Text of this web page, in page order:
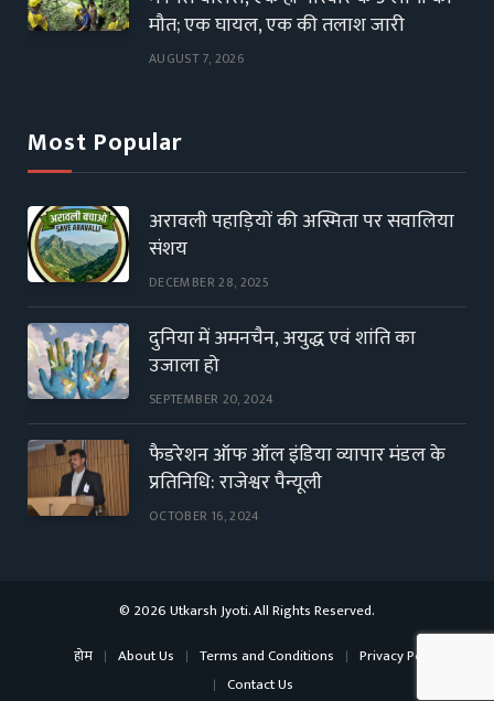
मौत; एक घायल, एक की तलाश जारी
AUGUST 7, 2026
Most Popular
अरावली पहाड़ियों की अस्मिता पर सवालिया
संशय
DECEMBER 28, 2025
दुनिया में अमनचैन, अयुद्ध एवं शांति का
उजाला हो
SEPTEMBER 20, 2024
फैडरेशन ऑफ ऑल इंडिया व्यापार मंडल के
प्रतिनिधि: राजेश्वर पैन्यूली
OCTOBER 16, 2024
© 2026 Utkarsh Jyoti. All Rights Reserved.
होम
About Us Terms and Conditions
Privacy Policy
Contact Us